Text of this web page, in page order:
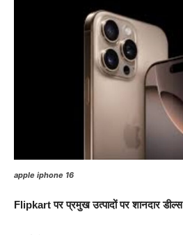
apple iphone 16
Flipkart पर प्रमुख उत्पादों पर शानदार डील्स